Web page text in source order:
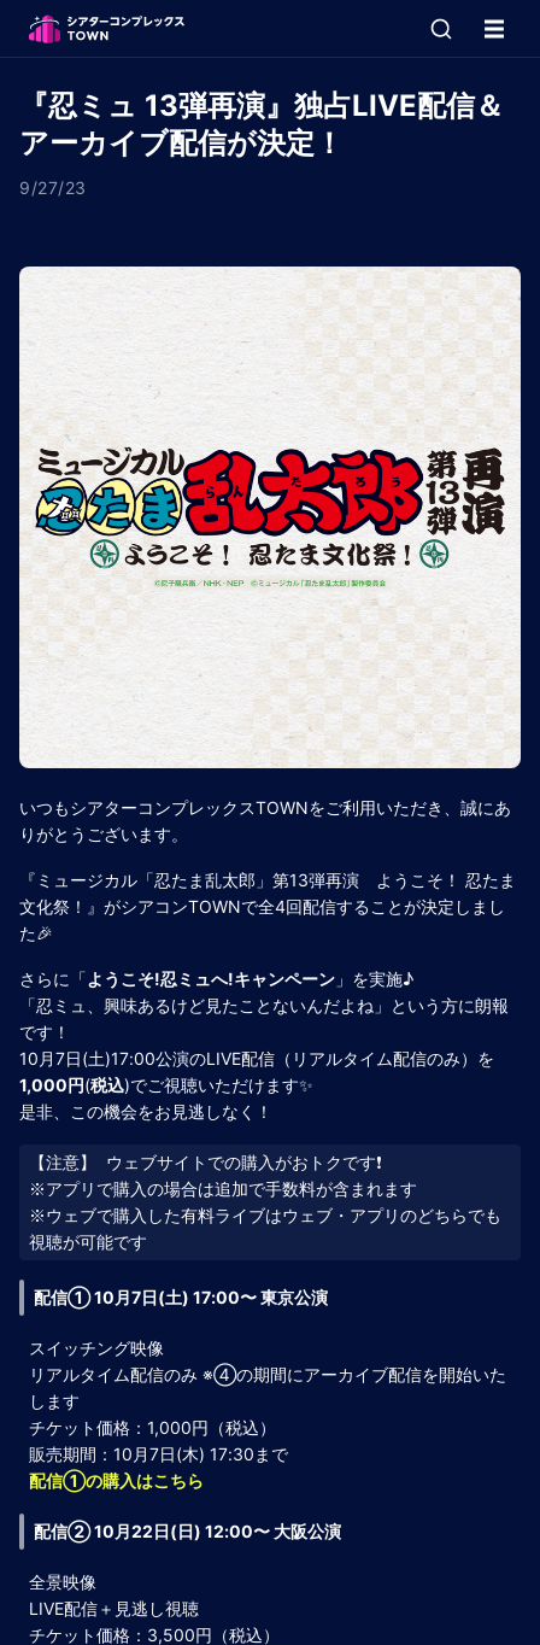
『忍ミュ 13弾再演』独占LIVE配信＆
アーカイブ配信が決定！
9/27/23
いつもシアターコンプレックスTOWNをご利用いただき、誠にあ
りがとうございます。
『ミュージカル「忍たま乱太郎」第13弾再演 ようこそ！ 忍たま
文化祭！』がシアコンTOWNで全4回配信することが決定しまし
た🎉
さらに「ようこそ!忍ミュへ!キャンペーン 」を実施♪
「忍ミュ、興味あるけど見たことないんだよね」という方に朗報
です！
10月7日(土)17:00公演のLIVE配信（リアルタイム配信のみ）を
1,000円(税込)でご視聴いただけます✨
是非、この機会をお見逃しなく！
【注意】 ウェブサイトでの購入がおトクです❗️
※アプリで購入の場合は追加で手数料が含まれます
※ウェブで購入した有料ライブはウェブ・アプリのどちらでも
配信① 10月7日(土) 17:00〜 東京公演
スイッチング映像
リアルタイム配信のみ ※④の期間にアーカイブ配信を開始いた
します
チケット価格：1,000円（税込）
販売期間：10月7日(木) 17:30まで
配信①の購入はこちら
配信② 10月22日(日) 12:00〜 大阪公演
全景映像
LIVE配信＋見逃し視聴
チケット価格：3,500円（税込）